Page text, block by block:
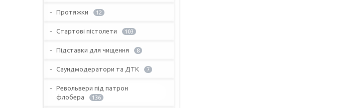
Протяжки 12
Стартові пістолети 103
Підставки для чищення 8
Саундмодератори та ДТК 7
Револьвери під патрон
флобера
136